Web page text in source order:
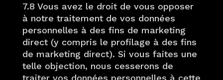
7.8 Vous avez le droit de vous opposer
à notre traitement de vos données
personnelles à des fins de marketing
direct (y compris le profilage à des fins
de marketing direct). Si vous faites une
telle objection, nous cesserons de
traiter vos données personnelles à cette